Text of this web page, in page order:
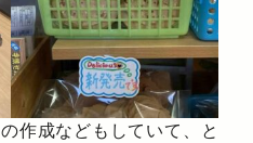
の作成などもしていて、と